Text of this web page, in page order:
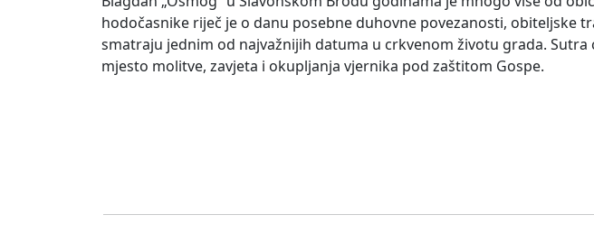
hodočasnike riječ je o danu posebne duhovne povezanosti, obiteljske
smatraju jednim od najvažnijih datuma u crkvenom životu grada.
mjesto molitve, zavjeta i okupljanja vjernika pod zaštitom Gospe.